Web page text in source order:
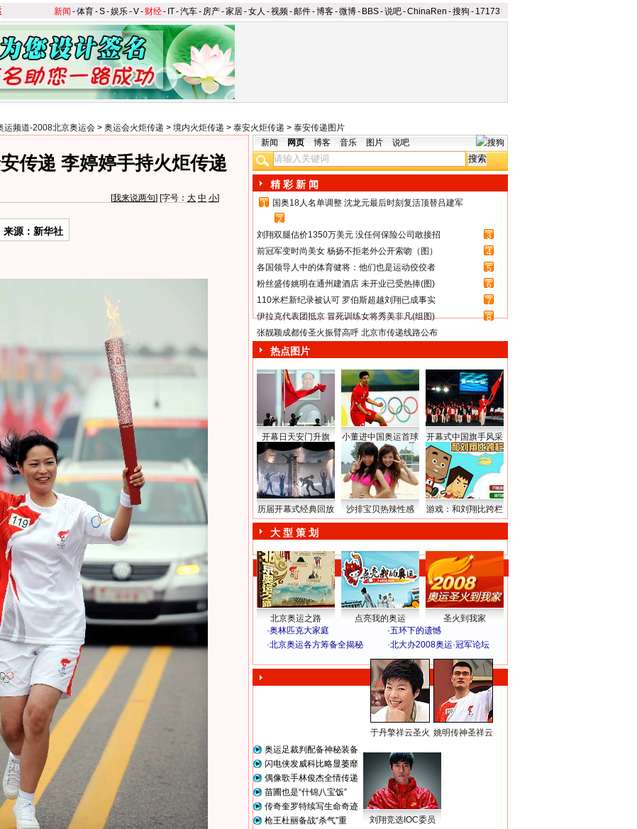
新闻 -体育-S-娱乐-V- 财经- IT-汽车- 房产-家居-女人 -视频-邮件-博客-微博- BBS-说吧-ChinaRen -搜狗 - 17173
运频道-2008北京奥运会 > 奥运会火炬传递 > 境内火炬传递 > 泰安火炬传递 > 泰安传递图片
传递 李婷婷手持火炬传递
[我来说两句] [字号： 大 中 小]
来源：新华社
新闻 网页 博客 音乐 图片 说吧
精 彩 新 闻
1
国奥18人名单调整 沈龙元最后时刻复活顶替吕建军
2
刘翔双腿估价1350万美元 没任何保险公司敢接招
3
前冠军变时尚美女 杨扬不拒老外公开索吻（图）
4
各国领导人中的体育健将：他们也是运动佼佼者
5
粉丝盛传姚明在通州建酒店 未开业已受热捧(图)
6
110米栏新纪录被认可 罗伯斯超越刘翔已成事实
7
伊拉克代表团抵京 冒死训练女将秀美非凡(组图)
8
张靓颖成都传圣火振臂高呼 北京市传递线路公布
热点图片
开幕日天安门升旗 小董进中国奥运首球 开幕式中国旗手风采
历届开幕式经典回放 沙排宝贝热辣性感 游戏：和刘翔比跨栏
大 型 策 划
北京奥运之路 点亮我的奥运
圣火到我家
·奥林匹克大家庭 ·五环下的遗憾
·北京奥运各方筹备全揭秘 ·北大办2008奥运·冠军论坛
于丹擎祥云圣火 姚明传神圣祥云
奥运足裁判配备神秘装备
闪电侠发威科比略显萎靡
偶像歌手林俊杰全情传递
苗圃也是“什锦八宝饭”
传奇奎罗特续写生命奇迹
枪王杜丽备战“杀气”重
刘翔竞选IOC委员